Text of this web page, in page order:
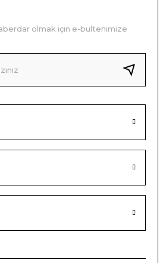
olmak için e-bültenimize